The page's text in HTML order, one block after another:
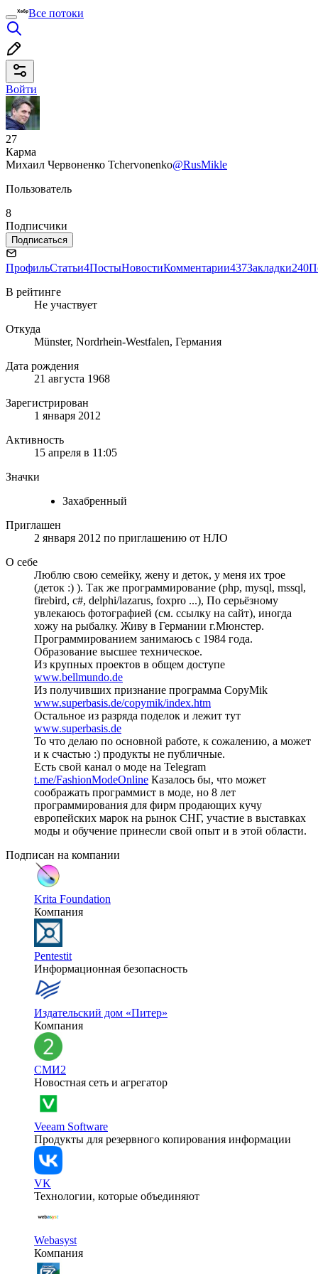
Все потоки
Войти
27
Карма
Михаил Червоненко Tchervonenko@RusMikle
Пользователь
8
Подписчики
Подписаться
ПрофильСтатьи4ПостыНовостиКомментарии437Закладки240
В рейтинге
Не участвует
Откуда
Münster, Nordrhein-Westfalen, Германия
Дата рождения
21 августа 1968
Зарегистрирован
1 января 2012
Активность
15 апреля в 11:05
Значки
Захабренный
Приглашен
2 января 2012 по приглашению от НЛО
О себе
Люблю свою семейку, жену и деток, у меня их трое
(деток :) ). Так же программирование (php, mysql, mssql,
firebird, c#, delphi/lazarus, foxpro ...), По серьёзному
увлекаюсь фотографией (см. ссылку на сайт), иногда
хожу на рыбалку. Живу в Германии г.Мюнстер.
Программированием занимаюсь с 1984 года.
Образование высшее техническое.
Из крупных проектов в общем доступе
www.bellmundo.de
Из получивших признание программа CopyMik
www.superbasis.de/copymik/index.htm
Остальное из разряда поделок и лежит тут
www.superbasis.de
То что делаю по основной работе, к сожалению, а может
и к счастью :) продукты не публичные.
Есть свой канал о моде на Telegram
t.me/FashionModeOnline Казалось бы, что может
соображать программист в моде, но 8 лет
программирования для фирм продающих кучу
европейских марок на рынок СНГ, участие в выставках
моды и обучение принесли свой опыт и в этой области.
Подписан на компании
Krita Foundation
Компания
Pentestit
Информационная безопасность
Издательский дом «Питер»
Компания
СМИ2
Новостная сеть и агрегатор
Veeam Software
Продукты для резервного копирования информации
VK
Технологии, которые объединяют
Webasyst
Компания